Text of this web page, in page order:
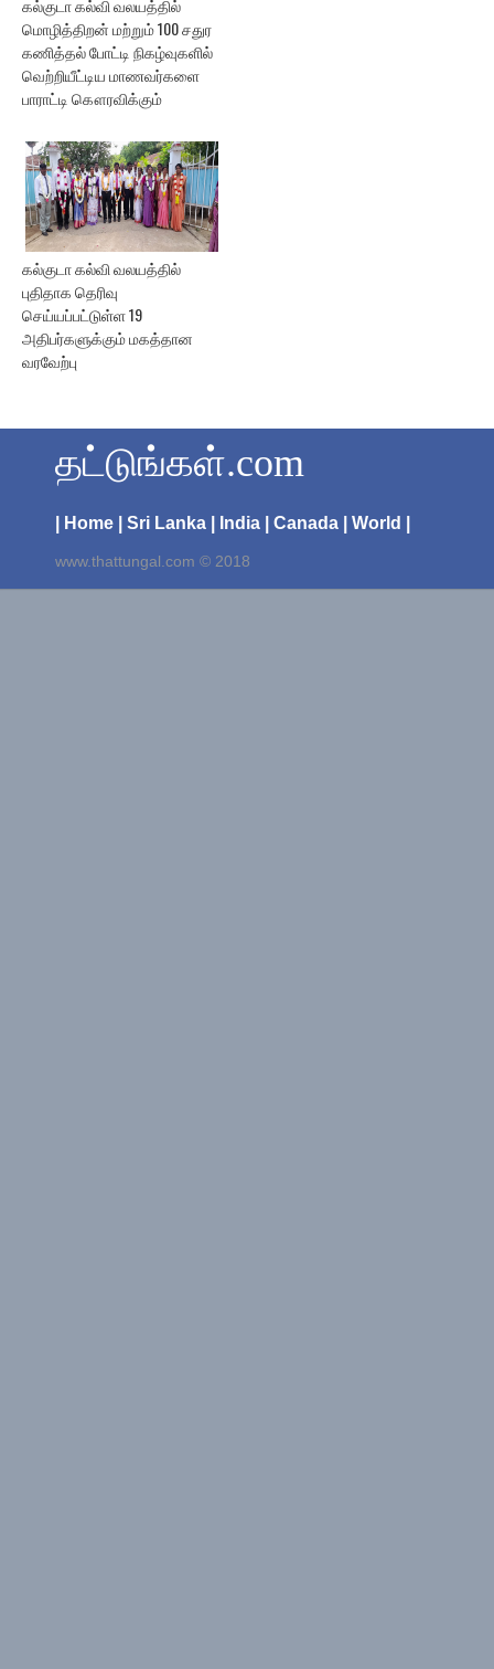
கல்குடா கல்வி வலயத்தில்
மொழித்திறன் மற்றும் 100 சதுர
கணித்தல் போட்டி நிகழ்வுகளில்
வெற்றியீட்டிய மாணவர்களை
பாராட்டி கௌரவிக்கும்
கல்குடா கல்வி வலயத்தில்
புதிதாக தெரிவு
செய்யப்பட்டுள்ள 19
அதிபர்களுக்கும் மகத்தான
வரவேற்பு
தட்டுங்கள்.com
| Home | Sri Lanka | India | Canada | World |
www.thattungal.com © 2018